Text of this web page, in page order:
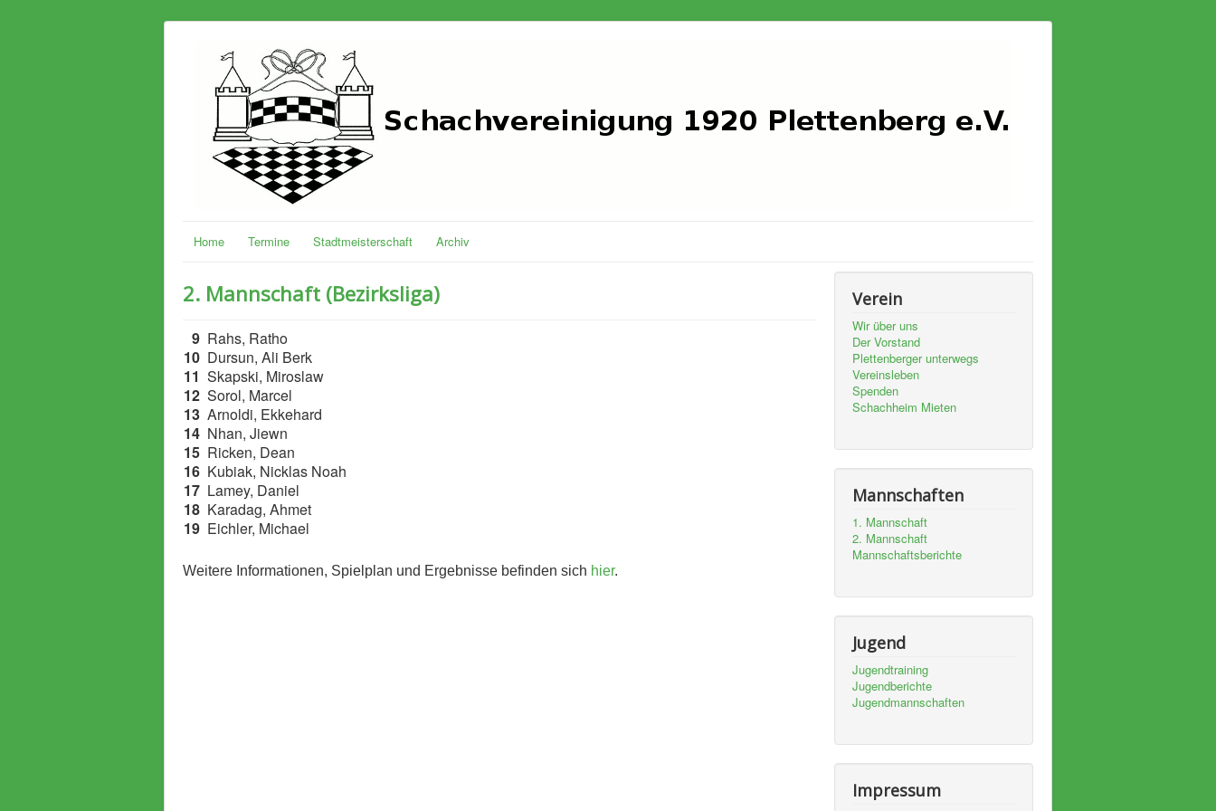
Home Termine Stadtmeisterschaft Archiv
2. Mannschaft (Bezirksliga)
9 Rahs, Ratho
10 Dursun, Ali Berk
11 Skapski, Miroslaw
12 Sorol, Marcel
13 Arnoldi, Ekkehard
14 Nhan, Jiewn
15 Ricken, Dean
16 Kubiak, Nicklas Noah
17 Lamey, Daniel
18 Karadag, Ahmet
19 Eichler, Michael
Weitere Informationen, Spielplan und Ergebnisse befinden sich hier.
Verein
Wir über uns
Der Vorstand
Plettenberger unterwegs
Vereinsleben
Spenden
Schachheim Mieten
Mannschaften
1. Mannschaft
2. Mannschaft
Mannschaftsberichte
Jugend
Jugendtraining
Jugendberichte
Jugendmannschaften
Impressum